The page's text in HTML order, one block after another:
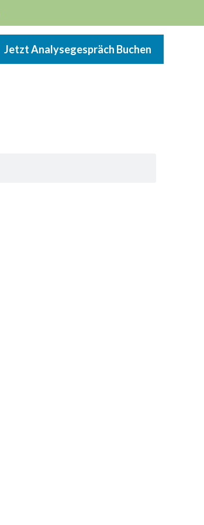
Jetzt Analysegespräch Buchen